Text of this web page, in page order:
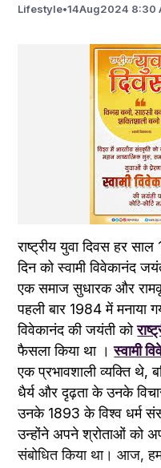
Lifestyle•14Aug2024 8:30
राष्ट्रीय युवा दिवस हर
दिन को स्वामी विवेकानंद
एक समाज सुधारक और
पहली बार 1984 में मनाया
विवेकानंद की जयंती को
फैसला किया था । स्वामी
एक प्रभावशाली व्यक्ति थे,
धैर्य और दृढ़ता के उनके
उनके 1893 के विश्व धर्म
उन्होंने अपने श्रोताओं को
संबोधित किया था। आज,